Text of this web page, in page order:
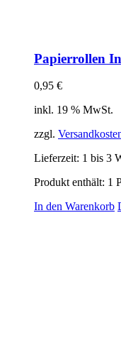
Papierrollen
0,95 €
inkl. 19 % MwSt.
zzgl.
Lieferzeit: 1 bis 3
Produkt enthält: 1
In den Warenkorb